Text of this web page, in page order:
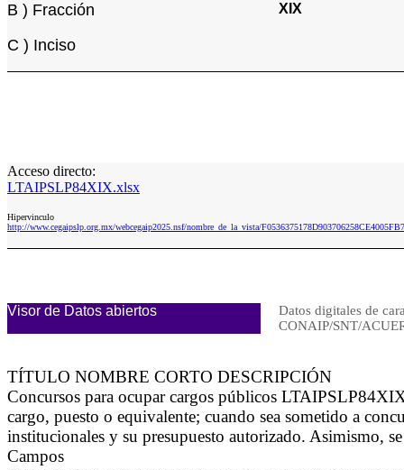
B ) Fracción XIX
C ) Inciso
Acceso directo:
LTAIPSLP84XIX.xlsx
Hipervinculo
http://www.cegaipslp.org.mx/webcegaip2025.nsf/nombre_de_la_vista/
Visor de Datos abiertos
Datos digitales de
CONAIP/SNT/
TÍTULO NOMBRE CORTO DESCRIPCIÓN
Concursos para ocupar cargos públicos
cargo, puesto o equivalente; cuando sea sometido a
institucionales y su presupuesto autorizado. Asimismo,
Campos